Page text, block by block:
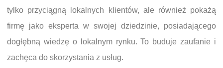
tylko przyciągną lokalnych klientów, ale również pokażą
firmę jako eksperta w swojej dziedzinie, posiadającego
dogłębną wiedzę o lokalnym rynku. To buduje zaufanie i
zachęca do skorzystania z usług.